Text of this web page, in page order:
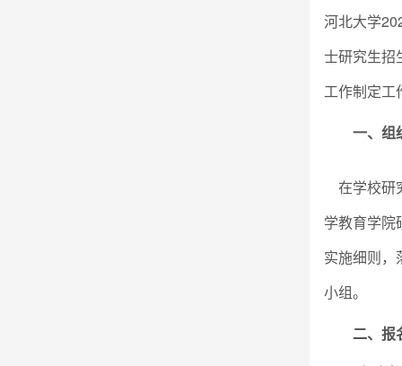
河北大学
士研究生招
工作制定工
一、组
在学校研
学教育学院
实施细则，
小组。
二、报